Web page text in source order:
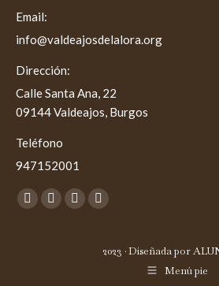
Email:
info@valdeajosdelalora.org
Dirección:
Calle Santa Ana, 22
09144 Valdeajos, Burgos
Teléfono
947152001
Encuéntranos en:
Facebook
X
YouTube
opens
Instagram
opens
2023 · Diseñada por
Menú pie